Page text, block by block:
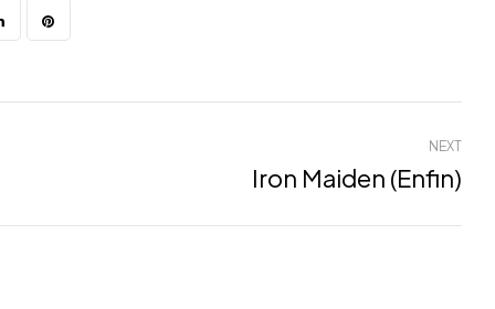
NEXT
Iron Maiden (enfin)